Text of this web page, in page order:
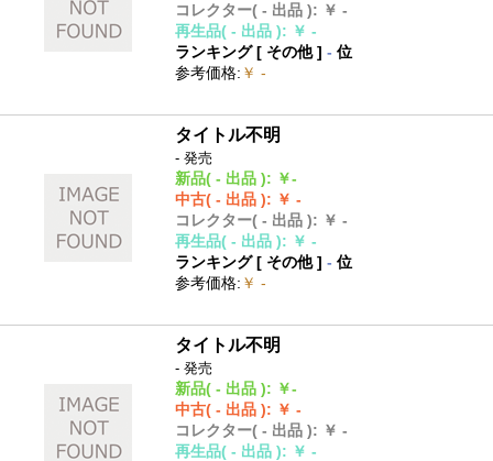
コレクター( - 出品 ): ￥ -
再生品( - 出品 ): ￥ -
ランキング [ その他]- 位
参考価格: ￥ -
タイトル不明
- 発売
新品( - 出品 ): ￥-
中古( - 出品 ): ￥ -
コレクター( - 出品 ): ￥ -
再生品( - 出品 ): ￥ -
ランキング [ その他]- 位
参考価格: ￥ -
タイトル不明
- 発売
新品( - 出品 ): ￥-
中古( - 出品 ): ￥ -
コレクター( - 出品 ): ￥ -
再生品( - 出品 ): ￥ -